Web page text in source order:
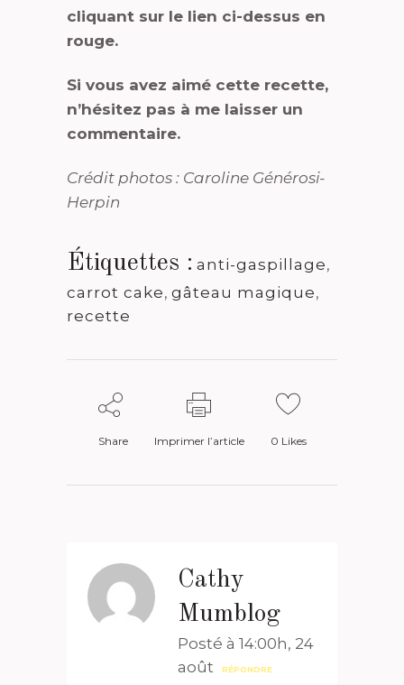
cliquant sur le lien ci-dessus en
rouge.
Si vous avez aimé cette recette,
n’hésitez pas à me laisser un
commentaire.
Crédit photos : Caroline Générosi-
Herpin
Étiquettes : anti-gaspillage,
carrot cake, gâteau magique,
recette
Share Imprimer l’article 0 Likes
Cathy
Mumblog
Posté à 14:00h, 24
août
RÉPONDRE